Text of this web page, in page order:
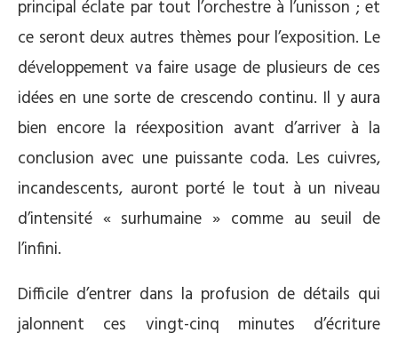
principal éclate par tout l’orchestre à l’unisson ; et
ce seront deux autres thèmes pour l’exposition. Le
développement va faire usage de plusieurs de ces
idées en une sorte de crescendo continu. Il y aura
bien encore la réexposition avant d’arriver à la
conclusion avec une puissante coda. Les cuivres,
incandescents, auront porté le tout à un niveau
d’intensité « surhumaine » comme au seuil de
l’infini.
Difficile d’entrer dans la profusion de détails qui
jalonnent ces vingt-cinq minutes d’écriture